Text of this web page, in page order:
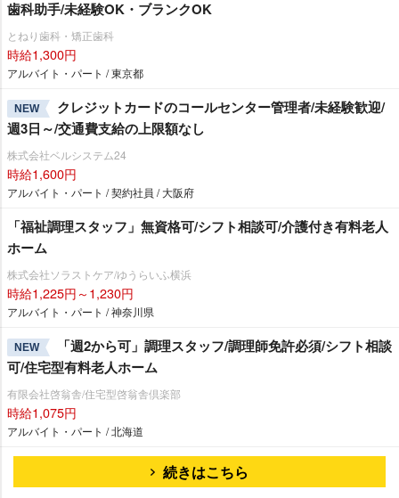
歯科助手/未経験OK・ブランクOK
とねり歯科・矯正歯科
時給1,300円
アルバイト・パート / 東京都
NEW
クレジットカードのコールセンター管理者/未経験歓迎/
週3日～/交通費支給の上限額なし
株式会社ベルシステム24
時給1,600円
アルバイト・パート / 契約社員 / 大阪府
「福祉調理スタッフ」無資格可/シフト相談可/介護付き有料老人
ホーム
株式会社ソラストケア/ゆうらいふ横浜
時給1,225円～1,230円
アルバイト・パート / 神奈川県
NEW
「週2から可」調理スタッフ/調理師免許必須/シフト相談
可/住宅型有料老人ホーム
有限会社啓翁舎/住宅型啓翁舎倶楽部
時給1,075円
アルバイト・パート / 北海道
続きはこちら